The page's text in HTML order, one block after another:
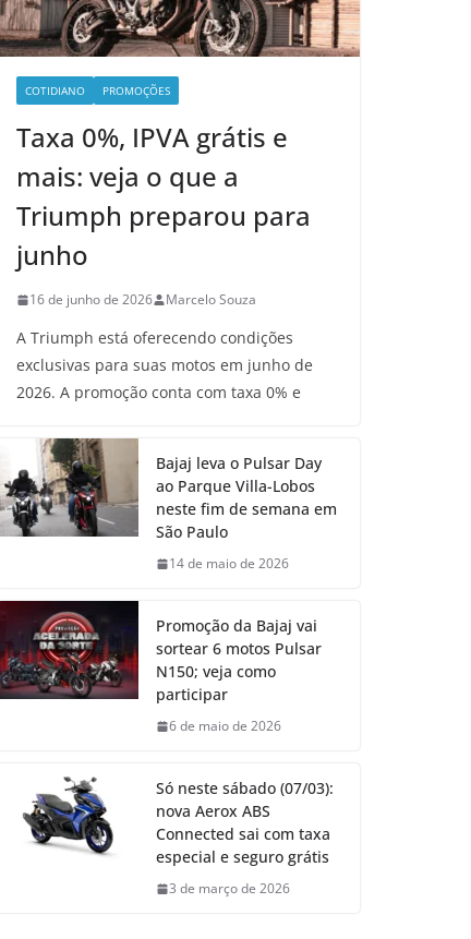
COTIDIANO PROMOÇÕES
Taxa 0%, IPVA grátis e
mais: veja o que a
Triumph preparou para
junho
16 de junho de 2026 Marcelo Souza
A Triumph está oferecendo condições
exclusivas para suas motos em junho de
2026. A promoção conta com taxa 0% e
Bajaj leva o Pulsar Day
ao Parque Villa-Lobos
neste fim de semana em
São Paulo
14 de maio de 2026
Promoção da Bajaj vai
sortear 6 motos Pulsar
N150; veja como
participar
6 de maio de 2026
Só neste sábado (07/03):
nova Aerox ABS
Connected sai com taxa
especial e seguro grátis
3 de março de 2026